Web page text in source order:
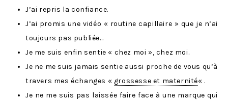
J’ai repris la confiance.
J’ai promis une vidéo « routine capillaire » que je n’ai
toujours pas publiée…
Je me suis enfin sentie « chez moi », chez moi.
Je ne me suis jamais sentie aussi proche de vous qu’à
travers mes échanges « grossesse et maternité« .
Je ne me suis pas laissée faire face à une marque qui